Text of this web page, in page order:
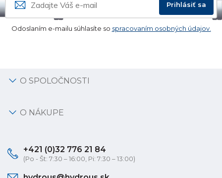
Prihlásiť sa
Odoslaním e-mailu súhlasíte so spracovaním osobných údajov.
O SPOLOČNOSTI
O NÁKUPE
+421 (0)32 776 21 84
(Po - Št: 7:30 – 16:00, Pi: 7:30 – 13:00)